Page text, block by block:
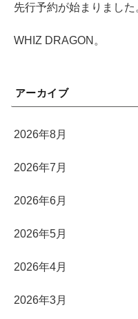
先行予約が始まりました
WHIZ DRAGON。
アーカイブ
2026年8月
2026年7月
2026年6月
2026年5月
2026年4月
2026年3月